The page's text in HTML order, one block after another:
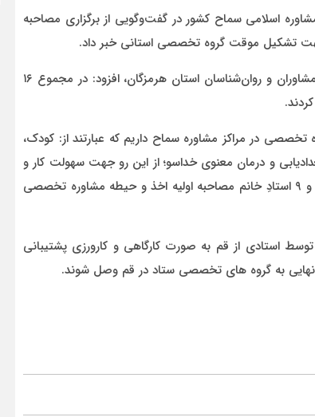
اسلامی سماح کشور در گفت‌وگویی از برگزاری مصاحبه
تشکیل موقت گروه تخصصی استانی خبر داد.
وی ضمن اشاره به روند برگزاری مصاحبه مسئولان سماح با مشاوران و روان‌شناسان استان هرمزگان، افزود: در مجموع ۱۶
والمسلمین شورورزی خاطرنشان کرد: ما ۸ گروه تخصصی در مراکز مشاوره سماح داریم که عبارتند از: کودک،
و درمان معنوی خداسو؛ از این رو جهت سهولت کار و
اینکه اساتید زودتر به این گروه ها وصل شوند از ۱۶ استادِ آقا و ۹ استادِ خانم مصاحبه اولیه اخذ و حیطه مشاوره تخصصی
استادی از قم به صورت کارگاهی و کارورزی پشتیبانی
نهایی به گروه های تخصصی ستاد در قم وصل شوند.